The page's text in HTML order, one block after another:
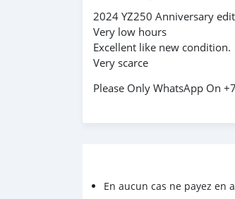
2024 YZ250 Anniversary
Very low hours
Excellent like new condition.
Very scarce
Please Only WhatsApp On
En aucun cas ne payez en